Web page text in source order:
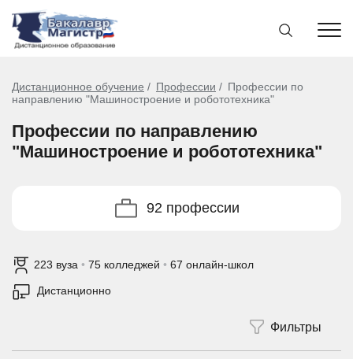
Дистанционное обучение Профессии
Профессии по
направлению "Машиностроение и робототехника"
Профессии по направлению
"Машиностроение и робототехника"
92 профессии
223 вуза • 75 колледжей • 67 онлайн-школ
Дистанционно